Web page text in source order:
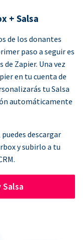
+ Salsa
de los donantes
paso a seguir es
Zapier. Una vez
en tu cuenta de
tu Salsa
automáticamente
descargar
y subirlo a tu